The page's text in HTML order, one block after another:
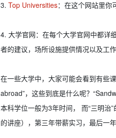
3. Top Universities：在这个网站里你
4. 大学官网：在每个大学官网中都详
者的建议，场所设施提供情况以及工作
在一些大学中，大家可能会看到有些
abroad”，这些到底是什么呢？
本科学位一般为3年时间， 而“三明
的讲座），第三年带薪实习，最后一